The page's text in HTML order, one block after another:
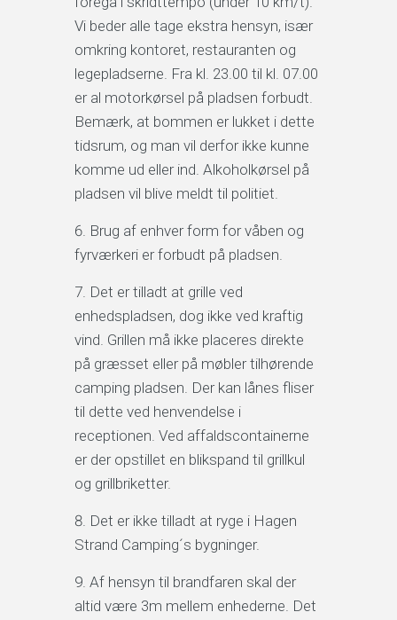
Vi beder alle tage ekstra hensyn, især
omkring kontoret, restauranten og
legepladserne. Fra kl. 23.00 til kl. 07.00
er al motorkørsel på pladsen forbudt.
Bemærk, at bommen er lukket i dette
tidsrum, og man vil derfor ikke kunne
komme ud eller ind. Alkoholkørsel på
pladsen vil blive meldt til politiet.
Brug af enhver form for våben og
fyrværkeri er forbudt på pladsen.
Det er tilladt at grille ved
enhedspladsen, dog ikke ved kraftig
vind. Grillen må ikke placeres direkte
på græsset eller på møbler tilhørende
camping pladsen. Der kan lånes fliser
til dette ved henvendelse i
receptionen. Ved affaldscontainerne
er der opstillet en blikspand til grillkul
og grillbriketter.
Det er ikke tilladt at ryge i Hagen
Strand Camping´s bygninger.
Af hensyn til brandfaren skal der
altid være 3m mellem enhederne. Det